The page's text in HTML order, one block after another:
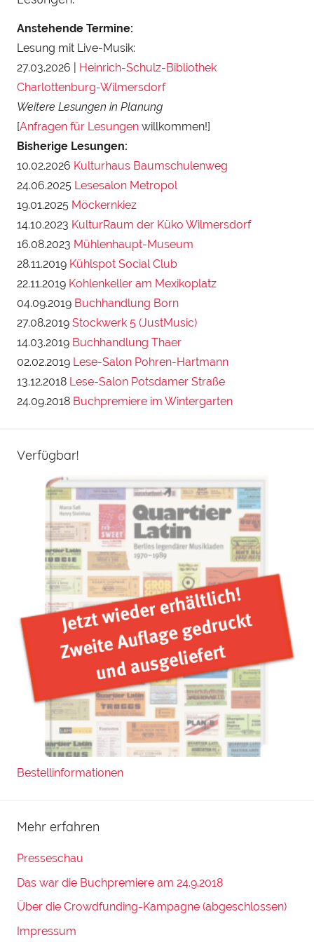
Anstehende Termine:
Lesung mit Live-Musik:
27.03.2026 | Heinrich-Schulz-Bibliothek
Charlottenburg-Wilmersdorf
Weitere Lesungen in Planung
[Anfragen für Lesungen willkommen!]
Bisherige Lesungen:
10.02.2026 Kulturhaus Baumschulenweg
24.06.2025 Lesesalon Metropol
19.01.2025 Möckernkiez
14.10.2023 KulturRaum der Küko Wilmersdorf
16.08.2023 Mühlenhaupt-Museum
28.11.2019 Kühlspot Social Club
22.11.2019 Kohlenkeller am Mexikoplatz
04.09.2019 Buchhandlung Born
27.08.2019 Stockwerk 5 (JustMusic)
14.03.2019 Buchhandlung Thaer
02.02.2019 Lese-Salon Pohren-Hartmann
13.12.2018 Lese-Salon Potsdamer Straße
24.09.2018 Buchpremiere im Wintergarten
Verfügbar!
Bestellinformationen
Mehr erfahren
Presseschau
Das war die Buchpremiere am 24.9.2018
Über die Crowdfunding-Kampagne (abgeschlossen)
Impressum